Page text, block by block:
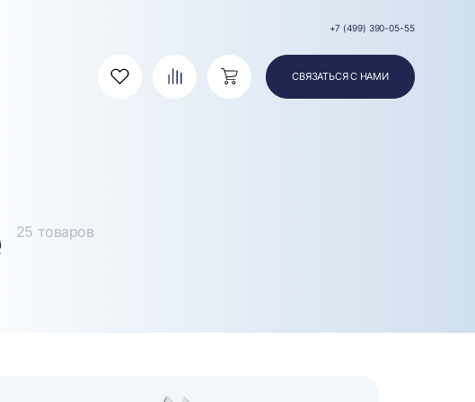
+7 (499) 390-05-55
Избранное СравнениеКорзина СВЯЗАТЬСЯ С НАМИ
25 товаров